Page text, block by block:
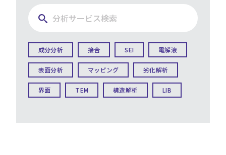
成分分析 接合 SEI 電解液
表面分析 マッピング 劣化解析
界面 TEM 構造解析 LIB